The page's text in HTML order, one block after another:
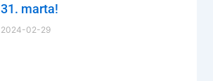
31. marta!
2024-02-29